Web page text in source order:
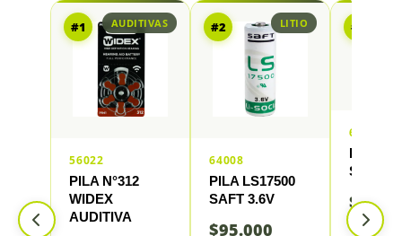
#1 AUDITIVAS
56022
PILA N°312
WIDEX
AUDITIVA
#2 LITIO
64008
PILA LS17500
SAFT 3.6V
$95.000
#3
64005
PILA
SAFT 2/
$